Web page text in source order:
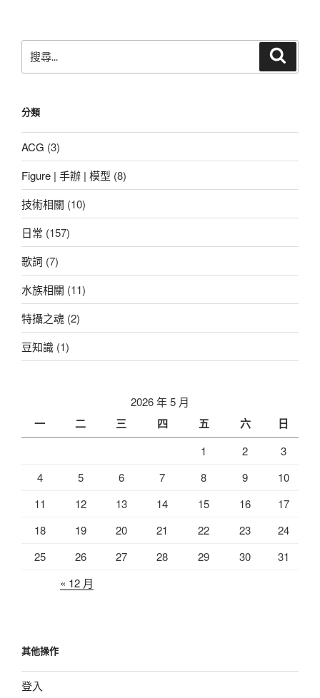
尋
字:
分類
ACG (3)
Figure | 手辦 | 模型 (8)
技術相關 (10)
日常 (157)
歌詞 (7)
水族相關 (11)
特攝之魂 (2)
豆知識 (1)
2026 年 5 月
一 二 三 四 五 六 日
1 2
3
4
5 6 7 8 9
10
11
12 13 14 15 16
17
18
19 20 21 22 23
24
25
26 27 28 29 30
31
« 12 月
其他操作
登入